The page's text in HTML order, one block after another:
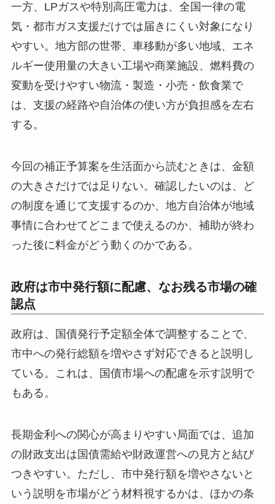
一方、LPガスや特別高圧電力は、全国一律の電
気・都市ガス支援だけでは届きにくい対象になり
やすい。地方部の世帯、車移動が多い地域、エネ
ルギー使用量の大きい工場や商業施設、燃料費の
変動を受けやすい物流・製造・小売・飲食業で
は、支援の経路や自治体の使い方が負担感を左右
する。
今回の補正予算案を生活面から読むときは、金額
の大きさだけでは足りない。確認したいのは、ど
の制度を通じて支援するのか、地方自治体が地域
事情に合わせてどこまで使えるのか、補助が終わ
った後に料金がどう動くのかである。
政府は市中発行額に配慮、なお残る市場の確
認点
政府は、国債発行予定額全体で調整することで、
市中への発行総額を増やさず対応できると説明し
ている。これは、国債市場への配慮を示す説明で
もある。
長期金利への関心が高まりやすい局面では、追加
の財政支出は国債需給や財政運営への見方と結び
つきやすい。ただし、市中発行額を増やさないと
いう説明を市場がどう材料視するかは、ほかの条